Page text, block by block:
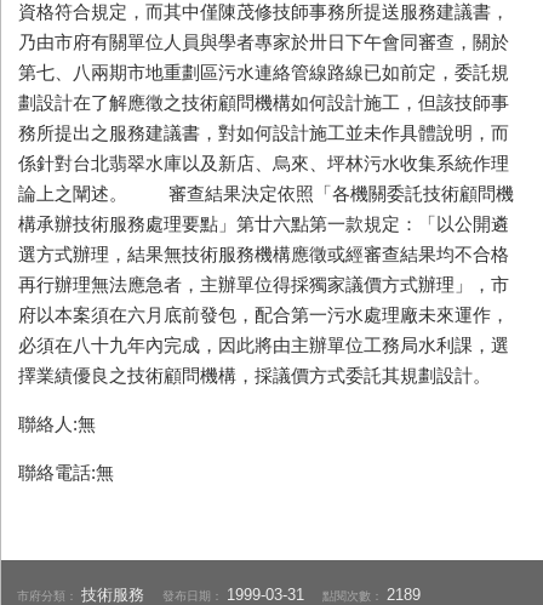
資格符合規定，而其中僅陳茂修技師事務所提送服務建議書，
乃由市府有關單位人員與學者專家於卅日下午會同審查，關於
第七、八兩期市地重劃區污水連絡管線路線已如前定，委託規
劃設計在了解應徵之技術顧問機構如何設計施工，但該技師事
務所提出之服務建議書，對如何設計施工並未作具體說明，而
係針對台北翡翠水庫以及新店、烏來、坪林污水收集系統作理
論上之闡述。 審查結果決定依照「各機關委託技術顧問機
構承辦技術服務處理要點」第廿六點第一款規定：「以公開遴
選方式辦理，結果無技術服務機構應徵或經審查結果均不合格
再行辦理無法應急者，主辦單位得採獨家議價方式辦理」，市
府以本案須在六月底前發包，配合第一污水處理廠未來運作，
必須在八十九年內完成，因此將由主辦單位工務局水利課，選
擇業績優良之技術顧問機構，採議價方式委託其規劃設計。
聯絡人:無
聯絡電話:無
市府分類：技術服務 發布日期： 1999-03-31 點閱次數： 2189